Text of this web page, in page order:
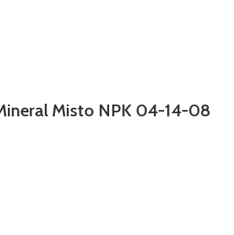
Misto NPK 04-14-08